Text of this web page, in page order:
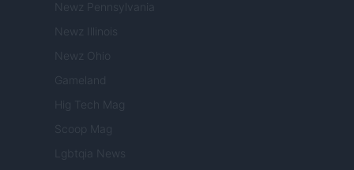
Newz Pennsylvania
Newz Illinois
Newz Ohio
Gameland
Hig Tech Mag
Scoop Mag
Lgbtqia News